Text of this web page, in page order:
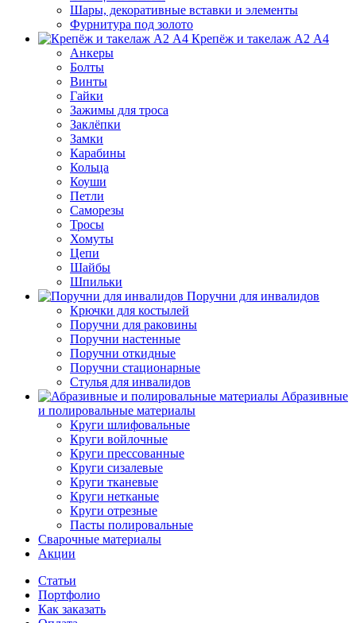
Шары, декоративные вставки и элементы
Фурнитура под золото
Крепёж и такелаж А2 А4
Анкеры
Болты
Винты
Гайки
Зажимы для троса
Заклёпки
Замки
Карабины
Кольца
Коуши
Петли
Саморезы
Тросы
Хомуты
Цепи
Шайбы
Шпильки
Поручни для инвалидов
Крючки для костылей
Поручни для раковины
Поручни настенные
Поручни откидные
Поручни стационарные
Стулья для инвалидов
Абразивные
и полировальные материалы
Круги шлифовальные
Круги войлочные
Круги прессованные
Круги сизалевые
Круги тканевые
Круги нетканые
Круги отрезные
Пасты полировальные
Сварочные материалы
Акции
Статьи
Портфолио
Как заказать